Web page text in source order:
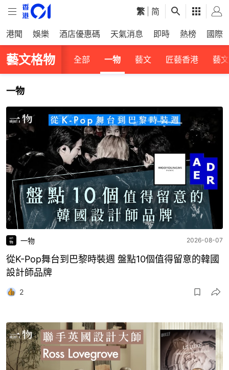
繁 简
港聞 娛樂 酒店優惠碼 天氣消息 即時 熱榜 國際
藝文格物 全部 一物 藝文 匠藝香港 藝
一物
一物 2026-08-07
從K-Pop舞台到巴黎時裝週 盤點10個值得留意的韓國
設計師品牌
2